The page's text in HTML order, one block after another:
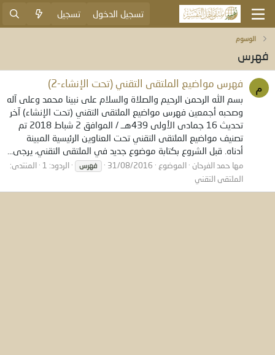
تسجيل الدخول تسجيل
الوسوم
فهرس
م فهرس مواضيع الملتقى التقني (تحت الإنشاء-2)
بسم الله الرحمن الرحيم والصلاة والسلام على نبينا محمد وعلى آله
وصحبه أجمعين فهرس مواضيع الملتقى التقني (تحت الإنشاء) آخر
تحديث 16 جمادى الأولى 439هــ / الموافق 2 شباط 2018 تم
تصنيف مواضيع الملتقى التقني تحت العناوين الرئيسية المبينة
أدناه. قبل الشروع بكتابة موضوع جديد في الملتقى التقني، يرجى...
مها حمد الفرحان الموضوع 31/08/2016 فهرس الردود: 1
المنتدى:
الملتقى التقني